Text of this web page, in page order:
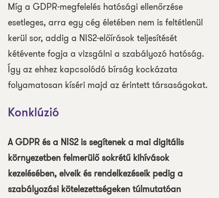
Míg a GDPR-megfelelés hatósági ellenőrzése
esetleges, arra egy cég életében nem is feltétlenül
kerül sor, addig a NIS2-előírások teljesítését
kétévente fogja a vizsgálni a szabályozó hatóság.
Így az ehhez kapcsolódó bírság kockázata
folyamatosan kíséri majd az érintett társaságokat.
Konklúzió
A GDPR és a NIS2 is segítenek a mai digitális
környezetben felmerülő sokrétű kihívások
kezelésében, elveik és rendelkezéseik pedig a
szabályozási kötelezettségeken túlmutatóan